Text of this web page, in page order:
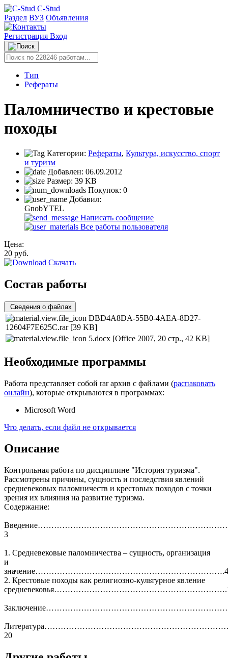
C-Stud
Раздел ВУЗ Объявления
Регистрация Вход
Тип
Рефераты
Паломничество и крестовые
походы
Категории: Рефераты, Культура, искусство, спорт
и туризм
Добавлен: 06.09.2012
Размер: 39 KB
Покупок: 0
Добавил:
GnobYTEL
Написать сообщение
Все работы пользователя
Цена:
20 руб.
Скачать
Состав работы
Сведения о файлах
DBD4A8DA-55B0-4AEA-8D27-
12604F7E625C.rar [39 KB]
5.docx [Office 2007, 20 стр., 42 KB]
Необходимые программы
Работа представляет собой rar архив с файлами (распаковать
онлайн), которые открываются в программах:
Microsoft Word
Что делать, если файл не открывается
Описание
Контрольная работа по дисциплине "История туризма".
Рассмотрены причины, сущность и последствия явлений
средневековых паломничеств и крестовых походов с точки
зрения их влияния на развитие туризма.
Содержание:
3
1. Средневековые паломничества – сущность, организация
и
значение…………………………………………………………….4
2. Крестовые походы как религиозно-культурное явление
20